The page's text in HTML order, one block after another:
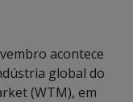
acontece
global do
(WTM), em